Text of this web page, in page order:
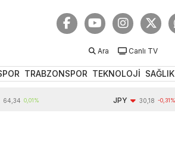
Ara Canlı TV
TRABZONSPOR TEKNOLOJİ SAĞLIK
0,01% 30,18 -0,31%